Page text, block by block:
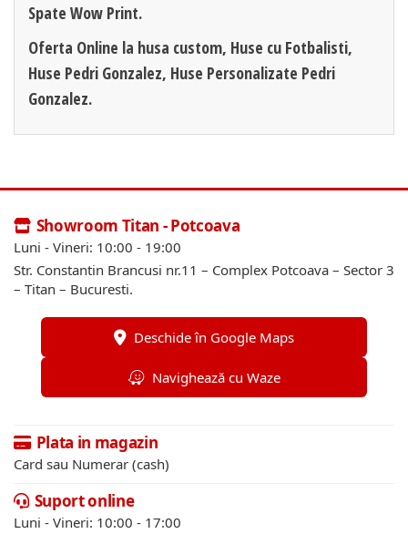
Spate Wow Print.
Oferta Online la husa custom, Huse cu Fotbalisti,
Huse Pedri Gonzalez, Huse Personalizate Pedri
Gonzalez.
Showroom Titan - Potcoava
Luni - Vineri: 10:00 - 19:00
Str. Constantin Brancusi nr.11 – Complex Potcoava – Sector 3
– Titan – Bucuresti.
Deschide în Google Maps
Navighează cu Waze
Plata in magazin
Card sau Numerar (cash)
Suport online
Luni - Vineri: 10:00 - 17:00